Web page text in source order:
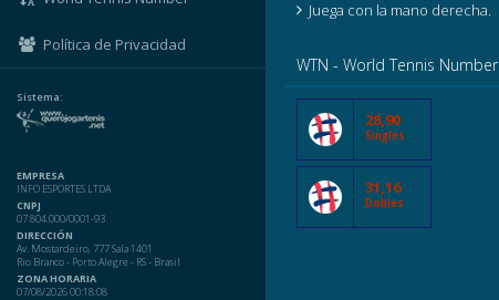
Política de Privacidad
Sistema:
EMPRESA
INFO ESPORTES LTDA
CNPJ
07.804.000/0001-93
DIRECCIÓN
Av. Mostardeiro, 777 Sala 1401
Rio Branco - Porto Alegre - RS - Brasil
ZONA HORARIA
07/08/2026 00:18:08
Juega con la mano derecha.
WTN - World Tennis Number
28,90
Singles
31,16
Dobles